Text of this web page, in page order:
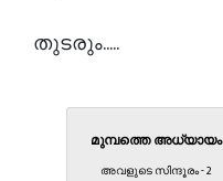
തുടരും.....
മുമ്പത്തെ അധ്യായം
അവളുടെ സിന്ദൂരം - 2